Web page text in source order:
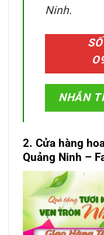
Ninh.
NHẮN
2. Cửa hàng
Quảng Ninh –